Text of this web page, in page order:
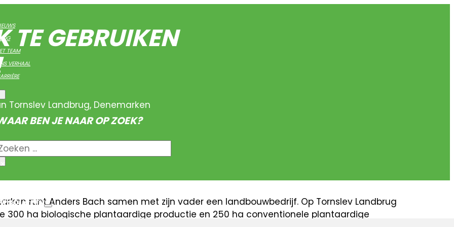
TEAM
VERHAAL
BEN JE NAAR OP ZOEK?
×
GEBRUIKEN
Tornslev Landbrug, Denemarken
runt Anders Bach samen met zijn vader een landbouwbedrijf. Op Tornslev Landbrug
300 ha biologische plantaardige productie en 250 ha conventionele plantaardige